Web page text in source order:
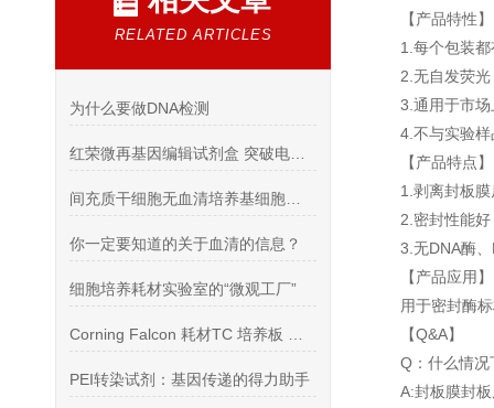
RELATED ARTICLES
为什么要做DNA检测
你一定要知道的关于血清的信息？
细胞培养耗材实验室的“微观工厂”
PEI转染试剂：基因传递的得力助手
【产品特性
1.每个包装
2.无自发荧
3.通用于市
4.不与实验
【产品特点
1.剥离封板
2.密封性能
3.无DNA酶
【产品应用
用于密封酶
【Q&A】
Q：什么情
A:封板膜封